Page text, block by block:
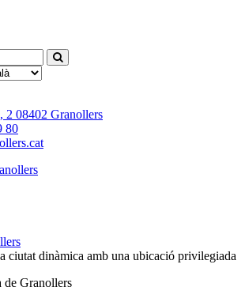
2 08402 Granollers
80
ciutat dinàmica amb una ubicació privilegiada